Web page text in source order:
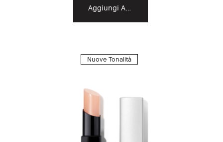
Nuove Tonalità